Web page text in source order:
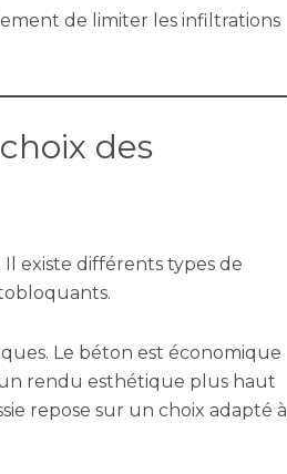
de limiter les infiltrations
des
existe différents types de
Le béton est économique
rendu esthétique plus haut
repose sur un choix adapté à